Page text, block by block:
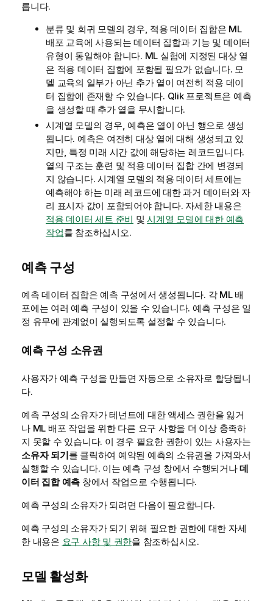
릅니다.
분류 및 회귀 모델의 경우, 적용 데이터 집합은 ML
배포 교육에 사용되는 데이터 집합과 기능 및 데이터
유형이 동일해야 합니다. ML 실험에 지정된 대상 열
은 적용 데이터 집합에 포함될 필요가 없습니다. 모
델 교육의 일부가 아닌 추가 열이 여전히 적용 데이
터 집합에 존재할 수 있습니다. Qlik 프로젝트은 예측
을 생성할 때 추가 열을 무시합니다.
시계열 모델의 경우, 예측은 열이 아닌 행으로 생성
됩니다. 예측은 여전히 대상 열에 대해 생성되고 있
지만, 특정 미래 시간 값에 해당하는 레코드입니다.
열의 구조는 훈련 및 적용 데이터 집합 간에 변경되
지 않습니다. 시계열 모델의 적용 데이터 세트에는
예측해야 하는 미래 레코드에 대한 과거 데이터와 자
리 표시자 값이 포함되어야 합니다. 자세한 내용은
적용 데이터 세트 준비 및시계열 모델에 대한 예측
작업를 참조하십시오.
예측 구성
예측 데이터 집합은 예측 구성에서 생성됩니다. 각 ML 배
포에는 여러 예측 구성이 있을 수 있습니다. 예측 구성은 일
정 유무에 관계없이 실행되도록 설정할 수 있습니다.
예측 구성 소유권
사용자가 예측 구성을 만들면 자동으로 소유자로 할당됩니
다.
예측 구성의 소유자가 테넌트에 대한 액세스 권한을 잃거
나 ML 배포 작업을 위한 다른 요구 사항을 더 이상 충족하
지 못할 수 있습니다. 이 경우 필요한 권한이 있는 사용자는
소유자 되기를 클릭하여 예약된 예측의 소유권을 가져와서
실행할 수 있습니다. 이는 예측 구성 창에서 수행되거나데
이터 집합 예측 창에서 작업으로 수행됩니다.
예측 구성의 소유자가 되려면 다음이 필요합니다.
예측 구성의 소유자가 되기 위해 필요한 권한에 대한 자세
한 내용은 요구 사항 및 권한을 참조하십시오.
모델 활성화